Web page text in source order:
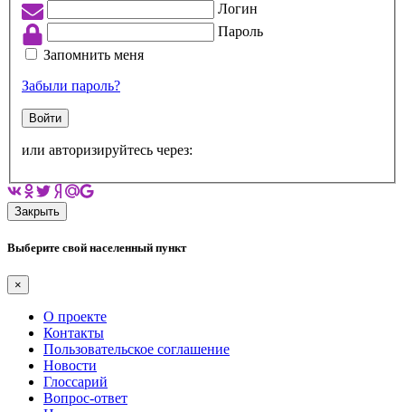
Логин
Пароль
Запомнить меня
Забыли пароль?
Войти
или авторизируйтесь через:
Закрыть
Выберите свой населенный пункт
×
О проекте
Контакты
Пользовательское соглашение
Новости
Глоссарий
Вопрос-ответ